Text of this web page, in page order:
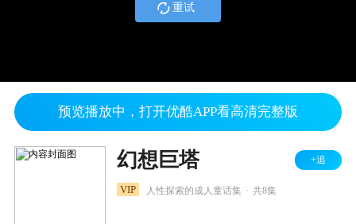
重试
预览播放中，打开优酷APP看高清完整版
幻想巨塔 +追
VIP 人性探索的成人童话集 共8集